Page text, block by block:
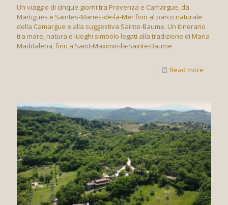
Un viaggio di cinque giorni tra Provenza e Camargue, da
Martigues e Saintes-Maries-de-la-Mer fino al parco naturale
della Camargue e alla suggestiva Sainte-Baume. Un itinerario
tra mare, natura e luoghi simbolo legati alla tradizione di Maria
Maddalena, fino a Saint-Maximin-la-Sainte-Baume
Read more